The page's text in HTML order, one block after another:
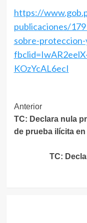
https://
publicaciones/
sobre-
KOzYcAL6ecI
de
entradas
Anterior
TC: Declara nula
de prueba ilícita
TC: